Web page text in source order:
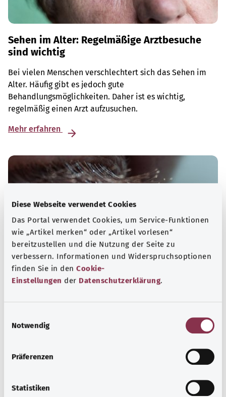
Diese Webseite verwendet Cookies
Das Portal verwendet Cookies, um Service-Funktionen
wie „Artikel merken“ oder „Artikel vorlesen“
bereitzustellen und die Nutzung der Seite zu
verbessern. Informationen und Widerspruchsoptionen
finden Sie in den Cookie-
Einstellungen der Datenschutzerklärung.
Notwendig
Präferenzen
Statistiken
Sehen im Alter: Regelmäßige Arztbesuche
sind wichtig
Bei vielen Menschen verschlechtert sich das Sehen im
Alter. Häufig gibt es jedoch gute
Behandlungsmöglichkeiten. Daher ist es wichtig,
regelmäßig einen Arzt aufzusuchen.
Mehr erfahren
Bindehautreizung bis zu schweren Erkrankungen wie dem
Mehr erfahren